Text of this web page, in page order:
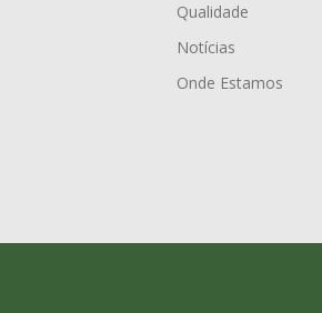
Qualidade
Notícias
Onde Estamos